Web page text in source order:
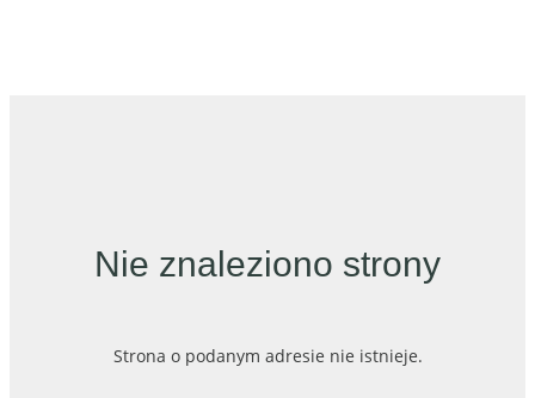
Nie znaleziono strony
Strona o podanym adresie nie istnieje.